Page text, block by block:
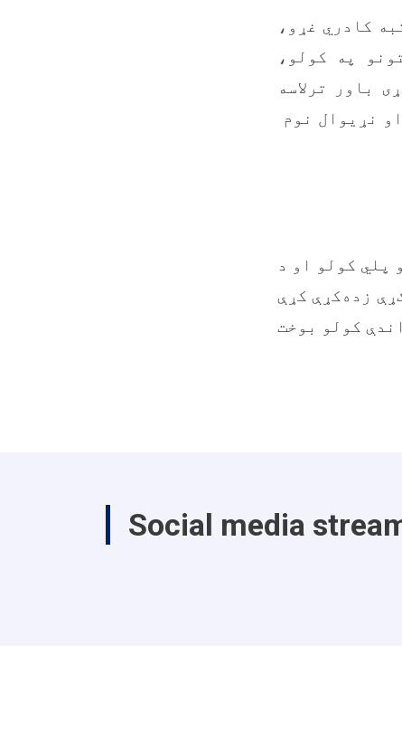
کادري غړو،
په کولو،
باور ترلاسه
نړيوال نوم
پلي کولو او د
زده‌کړې کړې
کولو بوخت
Social media